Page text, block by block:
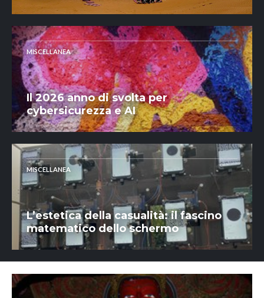
MISCELLANEA
Il 2026 anno di svolta per
cybersicurezza e AI
MISCELLANEA
L’estetica della casualità: il fascino
matematico dello schermo